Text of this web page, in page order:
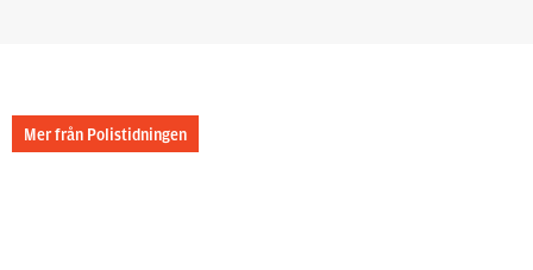
Mer från Polistidningen